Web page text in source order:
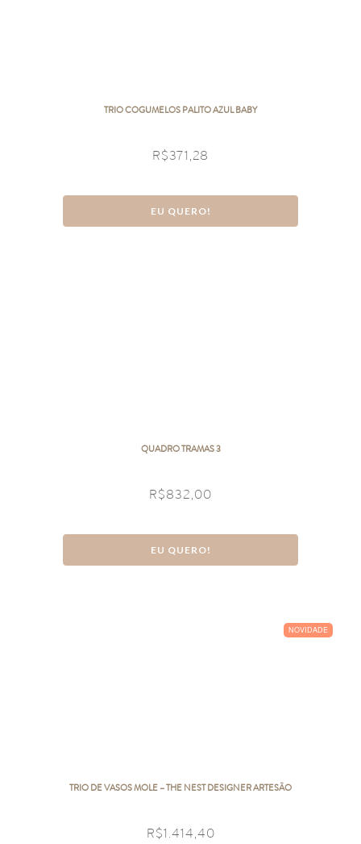
TRIO COGUMELOS PALITO AZUL BABY
R$371,28
EU QUERO!
QUADRO TRAMAS 3
R$832,00
EU QUERO!
NOVIDADE
TRIO DE VASOS MOLE – THE NEST DESIGNER ARTESÃO
R$1.414,40